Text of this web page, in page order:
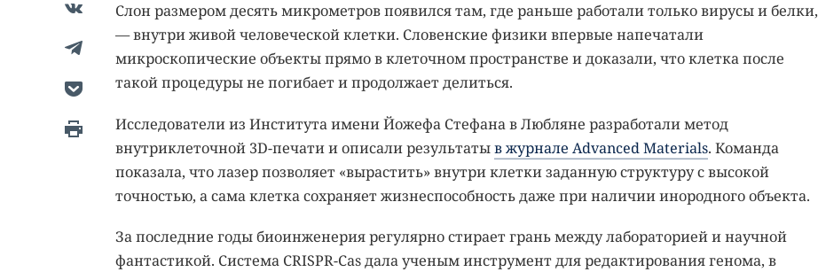
Слон размером десять микрометров появился там, где раньше работали только вирусы и белки,
— внутри живой человеческой клетки. Словенские физики впервые напечатали
микроскопические объекты прямо в клеточном пространстве и доказали, что клетка после
такой процедуры не погибает и продолжает делиться.
Исследователи из Института имени Йожефа Стефана в Любляне разработали метод
внутриклеточной 3D-печати и описали результатыв журнале Advanced Materials. Команда
показала, что лазер позволяет «вырастить» внутри клетки заданную структуру с высокой
точностью, а сама клетка сохраняет жизнеспособность даже при наличии инородного объекта.
За последние годы биоинженерия регулярно стирает грань между лабораторией и научной
фантастикой. Система CRISPR-Cas дала ученым инструмент для редактирования генома, в